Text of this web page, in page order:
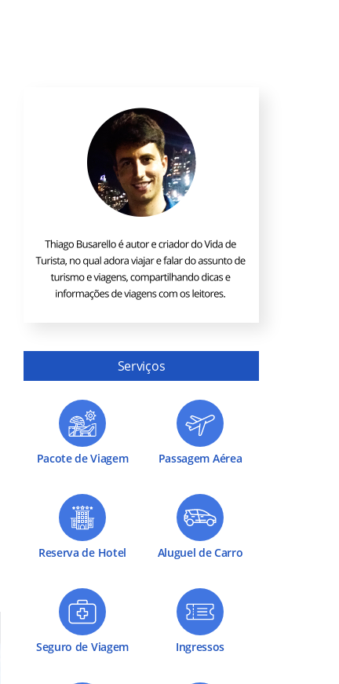
Serviços
Pacote de Viagem Passagem Aérea
Reserva de Hotel Aluguel de Carro
Seguro de Viagem Ingressos